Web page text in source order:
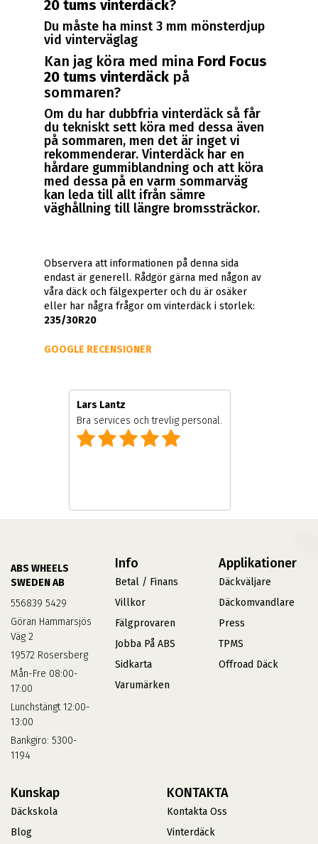
20 tums vinterdäck?
Du måste ha minst 3 mm mönsterdjup
vid vinterväglag
Kan jag köra med mina Ford Focus
20 tums vinterdäckpå
sommaren?
Om du har dubbfria vinterdäck så får
du tekniskt sett köra med dessa även
på sommaren, men det är inget vi
rekommenderar. Vinterdäck har en
hårdare gummiblandning och att köra
med dessa på en varm sommarväg
kan leda till allt ifrån sämre
väghållning till längre bromssträckor.
Observera att informationen på denna sida
endast är generell. Rådgör gärna med någon av
våra däck och fälgexperter och du är osäker
eller har några frågor om vinterdäck i storlek:
235/30R20
GOOGLE RECENSIONER
Lars Lantz
Bra services och trevlig personal.
ABS WHEELS
SWEDEN AB
556839 5429
Göran Hammarsjös
Väg 2
19572 Rosersberg
Mån-Fre 08:00-
17:00
Lunchstängt 12:00-
13:00
Bankgiro: 5300-
1194
Info
Betal / Finans
Villkor
Fälgprovaren
Jobba På ABS
Sidkarta
Varumärken
Applikationer
Däckväljare
Däckomvandlare
Press
TPMS
Offroad Däck
Kunskap
Däckskola
Blog
KONTAKTA
Kontakta Oss
Vinterdäck